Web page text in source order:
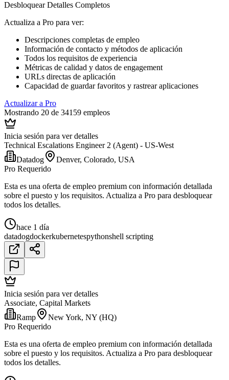
Desbloquear Detalles Completos
Actualiza a Pro para ver:
Descripciones completas de empleo
Información de contacto y métodos de aplicación
Todos los requisitos de experiencia
Métricas de calidad y datos de engagement
URLs directas de aplicación
Capacidad de guardar favoritos y rastrear aplicaciones
Actualizar a Pro
Mostrando 20 de 34159 empleos
Inicia sesión para ver detalles
Technical Escalations Engineer 2 (Agent) - US-West
Datadog
Denver, Colorado, USA
Pro Requerido
Esta es una oferta de empleo premium con información detallada
sobre el puesto y los requisitos. Actualiza a Pro para desbloquear
todos los detalles.
hace 1 día
datadogdockerkubernetespythonshell scripting
Inicia sesión para ver detalles
Associate, Capital Markets
Ramp
New York, NY (HQ)
Pro Requerido
Esta es una oferta de empleo premium con información detallada
sobre el puesto y los requisitos. Actualiza a Pro para desbloquear
todos los detalles.